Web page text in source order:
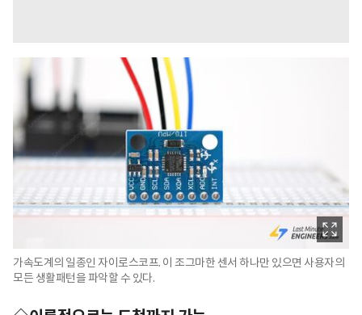
가속도계의 일종인 자이로스코프. 이 조그마한 센서 하나만 있으면 사용자의
모든 생활패턴을 파악할 수 있다.